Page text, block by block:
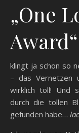
„One
Award“
klingt ja schon so
– das Vernetzen
wirklich toll! Und
durch die tollen
gefunden habe…